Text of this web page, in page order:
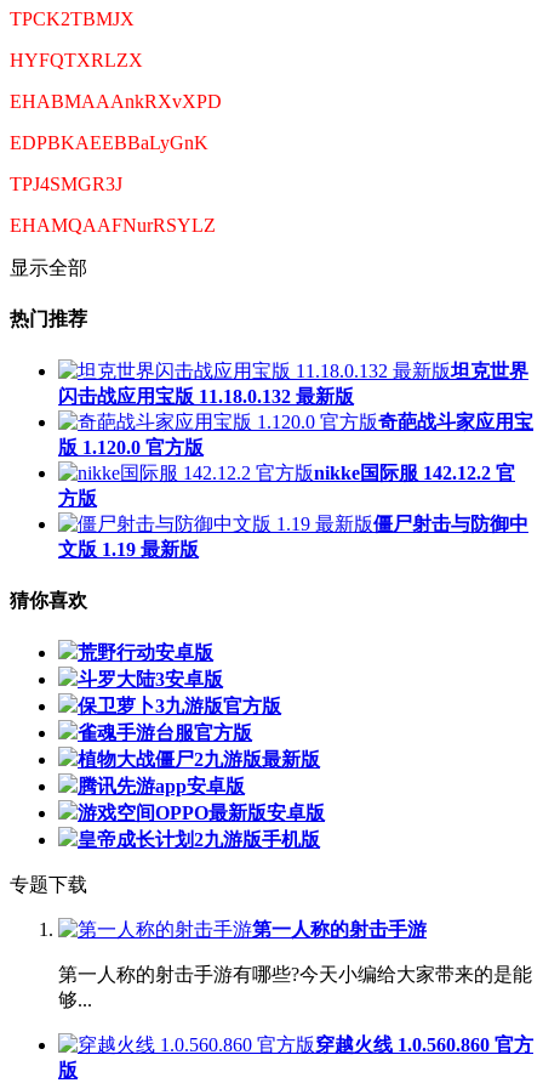
TPCK2TBMJX
HYFQTXRLZX
EHABMAAAnkRXvXPD
EDPBKAEEBBaLyGnK
TPJ4SMGR3J
EHAMQAAFNurRSYLZ
显示全部
热门推荐
坦克世界
闪击战应用宝版 11.18.0.132 最新版
奇葩战斗家应用宝
版 1.120.0 官方版
nikke国际服 142.12.2 官
方版
僵尸射击与防御中
文版 1.19 最新版
猜你喜欢
荒野行动安卓版
斗罗大陆3安卓版
保卫萝卜3九游版官方版
雀魂手游台服官方版
植物大战僵尸2九游版最新版
腾讯先游app安卓版
游戏空间OPPO最新版安卓版
皇帝成长计划2九游版手机版
专题下载
第一人称的射击手游
第一人称的射击手游有哪些?今天小编给大家带来的是能
够...
穿越火线 1.0.560.860 官方
版